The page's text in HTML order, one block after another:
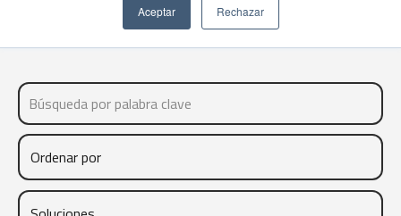
Aceptar Rechazar